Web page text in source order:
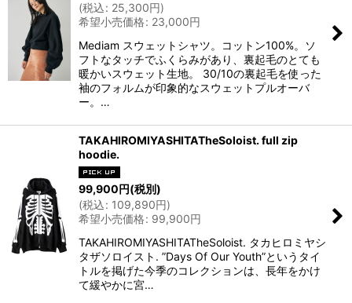
(税込: 25,300円)
希望小売価格: 23,000円
Mediam スウェットシャツ。コットン100%。ソ
フトなタッチでふくらみがあり、裏起毛のとても
暖かいスウェット生地。 30/10の裏起毛を使った
袖のフォルムが印象的なスウェットプルオーバ
ー。…
TAKAHIROMIYASHITATheSoloist. full zip
hoodie.
99,900円(税別)
(税込: 109,890円)
希望小売価格: 99,900円
TAKAHIROMIYASHITATheSoloist. タカヒロミヤシ
タザソロイスト. ”Days Of Our Youth”というタイ
トルを掲げた今季のコレクションは、長年をかけ
て緩やかに宮…